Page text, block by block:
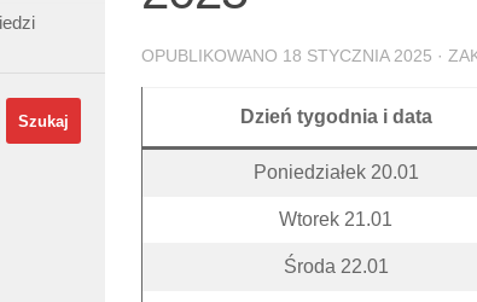
OPUBLIKOWANO 18 STYCZNIA 2025 ·
Dzień tygodnia i data
Poniedziałek 20.01
Wtorek 21.01
Środa 22.01